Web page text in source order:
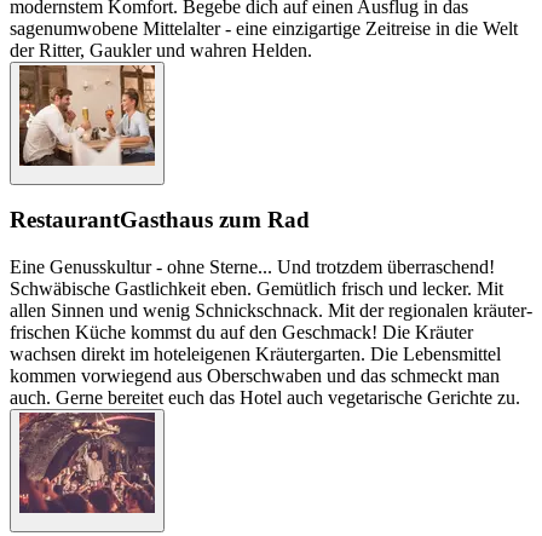
modernstem Komfort. Begebe dich auf einen Ausflug in das
sagenumwobene Mittelalter - eine einzigartige Zeitreise in die Welt
der Ritter, Gaukler und wahren Helden.
RestaurantGasthaus zum Rad
Eine Genusskultur - ohne Sterne... Und trotzdem überraschend!
Schwäbische Gastlichkeit eben. Gemütlich frisch und lecker. Mit
allen Sinnen und wenig Schnickschnack. Mit der regionalen kräuter-
frischen Küche kommst du auf den Geschmack! Die Kräuter
wachsen direkt im hoteleigenen Kräutergarten. Die Lebensmittel
kommen vorwiegend aus Oberschwaben und das schmeckt man
auch. Gerne bereitet euch das Hotel auch vegetarische Gerichte zu.